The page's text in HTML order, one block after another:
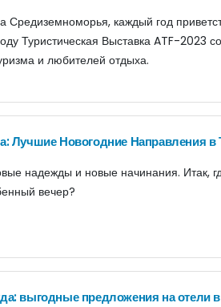
Средиземноморья, каждый год
Туристическая Выставка ATF-2023
и любителей отдыха.
Лучшие Новогодние Направления в
надежды и новые начинания. Итак,
вечер?
выгодные предложения на отели